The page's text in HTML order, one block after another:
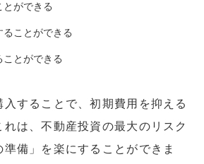
ができる
ことができる
とができる
することで、初期費用を抑える
は、不動産投資の最大のリスク
備」を楽にすることができま